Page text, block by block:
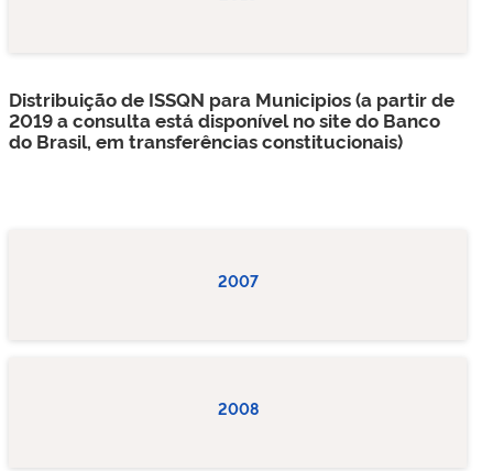
Distribuição de ISSQN para Municipios (a partir de
2019 a consulta está disponível no site do Banco
do Brasil, em transferências constitucionais)
2007
2008